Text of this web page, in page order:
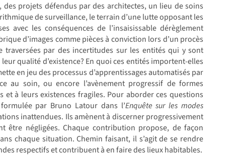
projets défendus par des architectes, un lieu de soins
de surveillance, le terrain d’une lutte opposant les
avec les conséquences de l’insaisissable dérèglement
d’images comme pièces à conviction lors d’un procès
par des incertitudes sur les entités qui y sont
qualité d’existence? En quoi ces entités importent-elles
en jeu des processus d’apprentissages automatisés par
au soin, ou encore l’avènement progressif de formes
et à leurs existences fragiles. Pour aborder ces questions
par Bruno Latour dans l’Enquête sur les modes
inattendues. Ils amènent à discerner progressivement
être négligées. Chaque contribution propose, de façon
chaque situation. Chemin faisant, il s’agit de se rendre
respectifs et contribuent à en faire des lieux habitables.